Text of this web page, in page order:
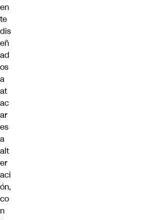
en
te
dis
eñ
ad
os
a
at
ac
ar
es
a
alt
er
aci
ón,
co
n